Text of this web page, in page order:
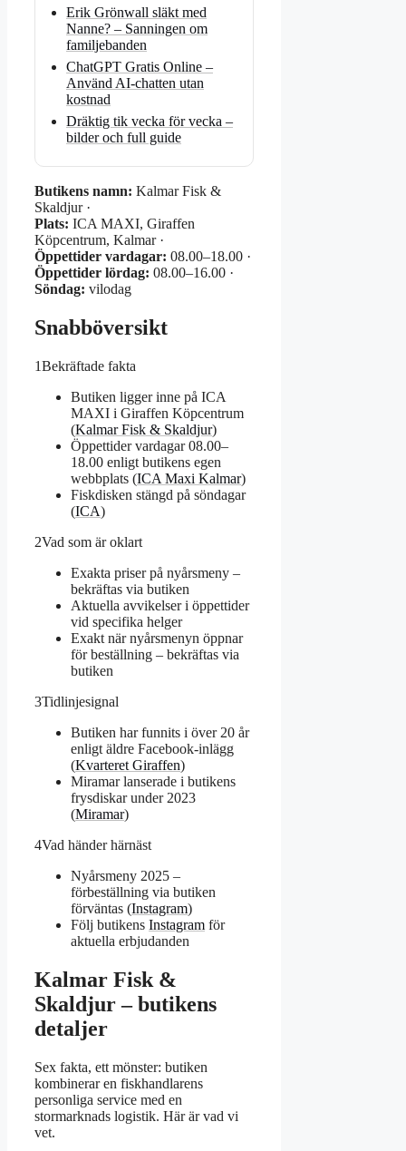
Erik Grönwall släkt med
Nanne? – Sanningen om
familjebanden
ChatGPT Gratis Online –
Använd AI-chatten utan
kostnad
Dräktig tik vecka för vecka –
bilder och full guide
Butikens namn: Kalmar Fisk &
Skaldjur ·
Plats: ICA MAXI, Giraffen
Köpcentrum, Kalmar ·
Öppettider vardagar: 08.00–18.00 ·
Öppettider lördag: 08.00–16.00 ·
Söndag: vilodag
Snabböversikt
1Bekräftade fakta
Butiken ligger inne på ICA
MAXI i Giraffen Köpcentrum
(Kalmar Fisk & Skaldjur)
Öppettider vardagar 08.00–
18.00 enligt butikens egen
webbplats (ICA Maxi Kalmar)
Fiskdisken stängd på söndagar
(ICA)
2Vad som är oklart
Exakta priser på nyårsmeny –
bekräftas via butiken
Aktuella avvikelser i öppettider
vid specifika helger
Exakt när nyårsmenyn öppnar
för beställning – bekräftas via
butiken
3Tidlinjesignal
Butiken har funnits i över 20 år
enligt äldre Facebook-inlägg
(Kvarteret Giraffen)
Miramar lanserade i butikens
frysdiskar under 2023
(Miramar)
4Vad händer härnäst
Nyårsmeny 2025 –
förbeställning via butiken
förväntas (Instagram)
Följ butikens Instagram för
aktuella erbjudanden
Kalmar Fisk &
Skaldjur – butikens
detaljer
Sex fakta, ett mönster: butiken
kombinerar en fiskhandlarens
personliga service med en
stormarknads logistik. Här är vad vi
vet.